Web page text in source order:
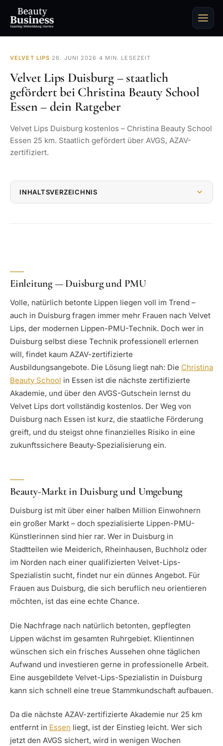
VELVET LIPS· 26. JUNI 2026 ·4 MIN. LESEZEIT
Velvet Lips Duisburg – staatlich
gefördert bei Christina Beauty School
Essen – dein Ratgeber
Velvet Lips Duisburg kostenlos – Christina Beauty School
Essen 25 km. Staatlich gefördert über AVGS, AZAV-
zertifiziert.
INHALTSVERZEICHNIS
Einleitung — Duisburg und PMU
Volle, natürlich betonte Lippen liegen voll im Trend –
auch in Duisburg fragen immer mehr Frauen nach Velvet
Lips, der modernen Lippen-PMU-Technik. Doch wer in
Duisburg selbst diese Technik professionell erlernen
will, findet kaum AZAV-zertifizierte
Ausbildungsangebote. Die Lösung liegt nah: Die Christina
Beauty School in Essen ist die nächste zertifizierte
Akademie, und über den AVGS-Gutschein lernst du
Velvet Lips dort vollständig kostenlos. Der Weg von
Duisburg nach Essen ist kurz, die staatliche Förderung
greift, und du steigst ohne finanzielles Risiko in eine
zukunftssichere Beauty-Spezialisierung ein.
Beauty-Markt in Duisburg und Umgebung
Duisburg ist mit über einer halben Million Einwohnern
ein großer Markt – doch spezialisierte Lippen-PMU-
Künstlerinnen sind hier rar. Wer in Duisburg in
Stadtteilen wie Meiderich, Rheinhausen, Buchholz oder
im Norden nach einer qualifizierten Velvet-Lips-
Spezialistin sucht, findet nur ein dünnes Angebot. Für
Frauen aus Duisburg, die sich beruflich neu orientieren
möchten, ist das eine echte Chance.
Die Nachfrage nach natürlich betonten, gepflegten
Lippen wächst im gesamten Ruhrgebiet. Klientinnen
wünschen sich ein frisches Aussehen ohne täglichen
Aufwand und investieren gerne in professionelle Arbeit.
Eine ausgebildete Velvet-Lips-Spezialistin in Duisburg
kann sich schnell eine treue Stammkundschaft aufbauen.
Da die nächste AZAV-zertifizierte Akademie nur 25 km
entfernt in Essen liegt, ist der Einstieg leicht. Wer sich
jetzt den AVGS sichert, wird in wenigen Wochen